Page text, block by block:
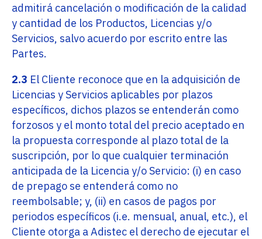
admitirá cancelación o modificación de la calidad
y cantidad de los Productos, Licencias y/o
Servicios, salvo acuerdo por escrito entre las
Partes.
2.3 El Cliente reconoce que en la adquisición de
Licencias y Servicios aplicables por plazos
específicos, dichos plazos se entenderán como
forzosos y el monto total del precio aceptado en
la propuesta corresponde al plazo total de la
suscripción, por lo que cualquier terminación
anticipada de la Licencia y/o Servicio: (i) en caso
de prepago se entenderá como no
reembolsable; y, (ii) en casos de pagos por
periodos específicos (i.e. mensual, anual, etc.), el
Cliente otorga a Adistec el derecho de ejecutar el